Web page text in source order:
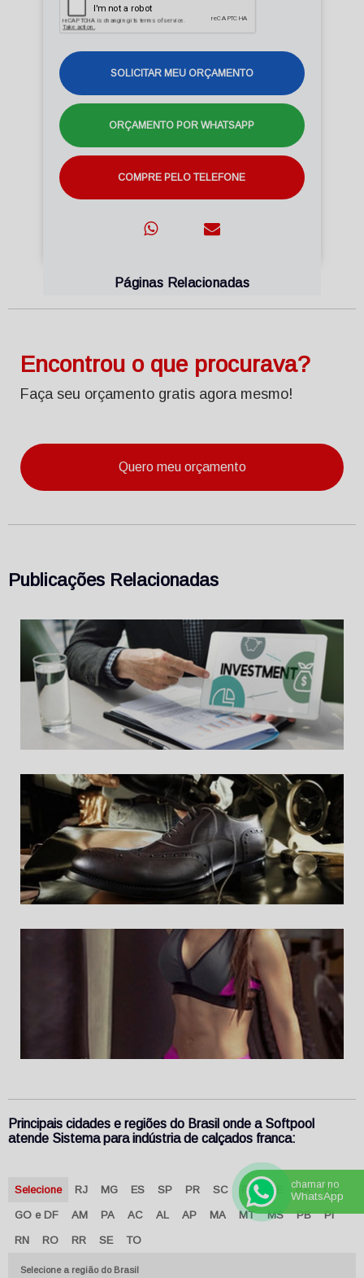
SOLICITAR MEU ORÇAMENTO
ORÇAMENTO POR WHATSAPP
COMPRE PELO TELEFONE
Páginas Relacionadas
Encontrou o que procurava?
Faça seu orçamento gratis agora mesmo!
Quero meu orçamento
Publicações Relacionadas
Principais cidades e regiões do Brasil onde a Softpool
atende Sistema para indústria de calçados franca:
Selecione RJ MG ES SP PR SC RS PE BA CE
GO e DF AM PA AC AL AP MA MT MS PB PI
RN RO RR SE TO
Selecione a região do Brasil
chamar no
WhatsApp